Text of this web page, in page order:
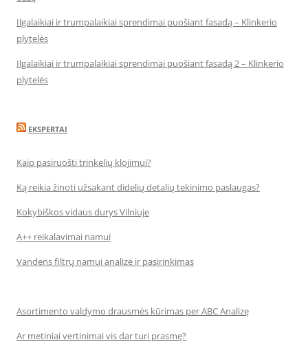
Ilgalaikiai ir trumpalaikiai sprendimai puošiant fasadą – Klinkerio
plytelės
Ilgalaikiai ir trumpalaikiai sprendimai puošiant fasadą 2 – Klinkerio
plytelės
EKSPERTAI
Kaip pasiruošti trinkelių klojimui?
Ką reikia žinoti užsakant didelių detalių tekinimo paslaugas?
Kokybiškos vidaus durys Vilniuje
A++ reikalavimai namui
Vandens filtrų namui analizė ir pasirinkimas
Asortimento valdymo drausmės kūrimas per ABC Analizę
Ar metiniai vertinimai vis dar turi prasmę?